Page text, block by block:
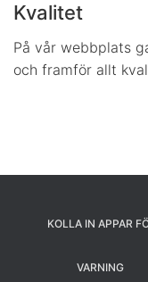
Kvalitet
På vår webbplats
och framför allt
KOLLA IN APPAR
VARNING